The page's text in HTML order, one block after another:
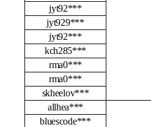
jyt92***
jyt929***
jyt92***
kch285***
rma0***
rma0***
skheelov***
allhea***
bluescode***